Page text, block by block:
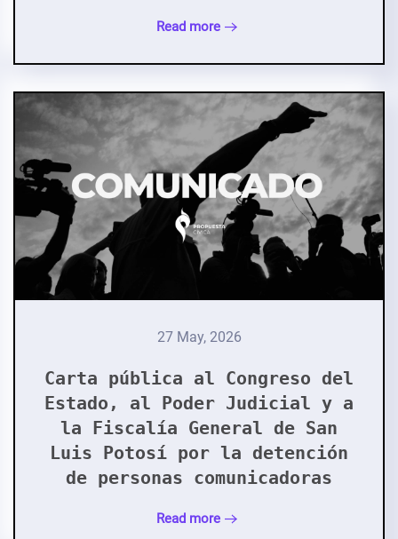
Read more
27 May, 2026
Carta pública al Congreso del
Estado, al Poder Judicial y a
la Fiscalía General de San
Luis Potosí por la detención
de personas comunicadoras
Read more